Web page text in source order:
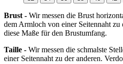
Brust - Wir messen die Brust
dem Armloch von einer Seitennaht zu
diese Maße für den Brustumfang.
Taille - Wir messen die schmalste
einer Seitennaht zu der anderen.